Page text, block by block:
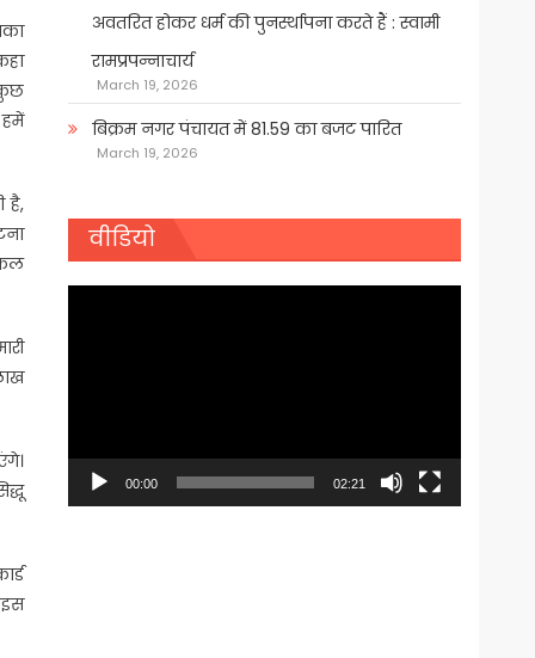
है,
अवतरित होकर धर्म की पुनर्स्थापना करते हैं : स्वामी
रामप्रपन्नाचार्य
March 19, 2026
बिक्रम नगर पंचायत में 81.59 का बजट पारित
March 19, 2026
वीडियो
00:00 02:21